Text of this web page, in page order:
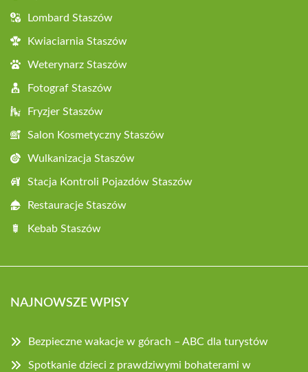
Lombard Staszów
Kwiaciarnia Staszów
Weterynarz Staszów
Fotograf Staszów
Fryzjer Staszów
Salon Kosmetyczny Staszów
Wulkanizacja Staszów
Stacja Kontroli Pojazdów Staszów
Restauracje Staszów
Kebab Staszów
NAJNOWSZE WPISY
Bezpieczne wakacje w górach – ABC dla turystów
Spotkanie dzieci z prawdziwymi bohaterami w